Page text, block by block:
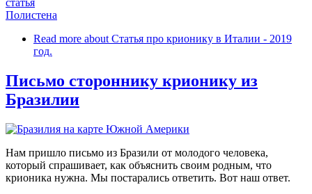
статья
Полистена
Read more about Статья про крионику в Италии - 2019
год.
Письмо стороннику крионику из
Бразилии
Нам пришло письмо из Бразили от молодого человека,
который спрашивает, как объяснить своим родным, что
крионика нужна. Мы постарались ответить. Вот наш ответ.